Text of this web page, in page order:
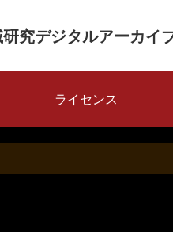
究デジタルアーカイ
ライセンス